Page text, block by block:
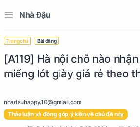
Nhà Đậu
Trang chủ Bài đăng
[A119] Hà nội chỗ nào
miếng lót giày giá rẻ theo
Thảo luận và đóng góp ý kiến về chủ đề này